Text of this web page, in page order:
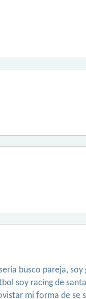
busco pareja,
soy racing de
mi forma de se